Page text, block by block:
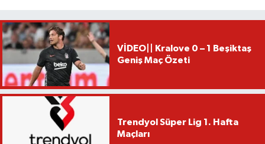
VİDEO|| Kralove 0 – 1 Beşiktaş
Geniş Maç Özeti
Trendyol Süper Lig 1. Hafta
Maçları